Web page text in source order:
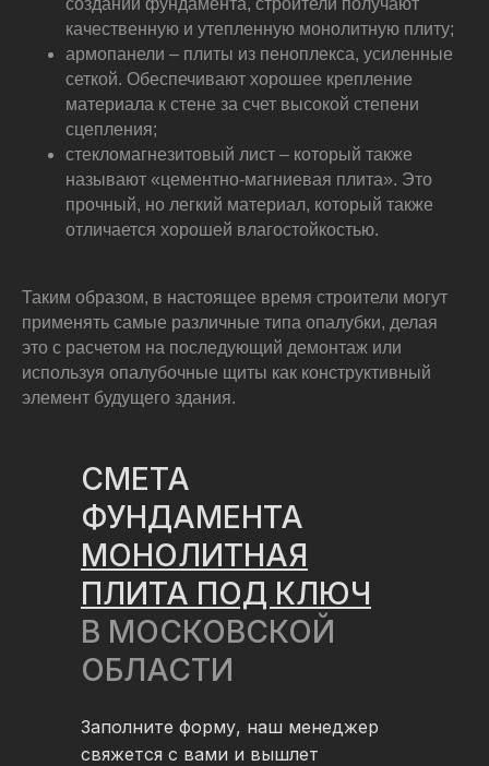
качественную и утепленную монолитную плиту;
армопанели – плиты из пеноплекса, усиленные
сеткой. Обеспечивают хорошее крепление
материала к стене за счет высокой степени
сцепления;
стекломагнезитовый лист – который также
называют «цементно-магниевая плита». Это
прочный, но легкий материал, который также
отличается хорошей влагостойкостью.
Таким образом, в настоящее время строители могут
применять самые различные типа опалубки, делая
это с расчетом на последующий демонтаж или
используя опалубочные щиты как конструктивный
элемент будущего здания.
Заполните форму, наш менеджер
свяжется с вами и вышлет
СМЕТА
ФУНДАМЕНТА
МОНОЛИТНАЯ
ПЛИТА ПОД КЛЮЧ
В МОСКОВСКОЙ
ОБЛАСТИ